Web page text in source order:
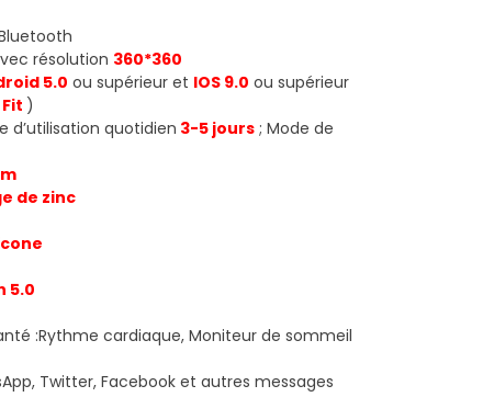
résolution 360*360
5.0 ou supérieur et IOS 9.0 ou supérieur
Fit)
d’utilisation quotidien 3-5 jours ; Mode de
de zinc
5.0
:Rythme cardiaque, Moniteur de sommeil
Twitter, Facebook et autres messages